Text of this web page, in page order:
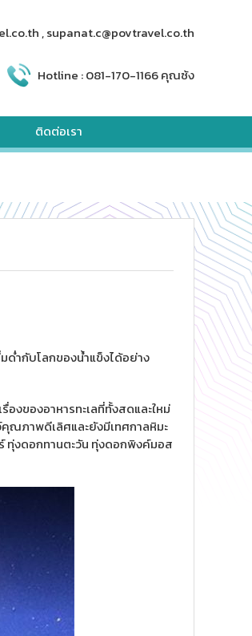
, supanat.c@povtravel.co.th
Hotline :081-170-1166 คุณซ้ง
ติดต่อเรา
ด่ำกับโลกของน้ำแข็งได้อย่าง
ของอาหารทะเลที่ทั้งสดและใหม่
ณภาพดีเลิศและยังมีเทศกาลหิมะ
ทุ่งดอกทานตะวัน ทุ่งดอกพิงค์มอส